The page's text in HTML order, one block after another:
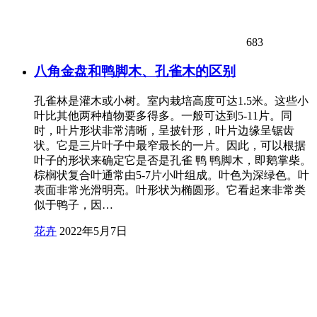
683
八角金盘和鸭脚木、孔雀木的区别
孔雀林是灌木或小树。室内栽培高度可达1.5米。这些小
叶比其他两种植物要多得多。一般可达到5-11片。同
时，叶片形状非常清晰，呈披针形，叶片边缘呈锯齿
状。它是三片叶子中最窄最长的一片。因此，可以根据
叶子的形状来确定它是否是孔雀 鸭 鸭脚木，即鹅掌柴。
棕榈状复合叶通常由5-7片小叶组成。叶色为深绿色。叶
表面非常光滑明亮。叶形状为椭圆形。它看起来非常类
似于鸭子，因…
花卉 2022年5月7日